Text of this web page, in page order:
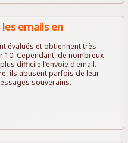
emails en
évalués et obtiennent très
10. Cependant, de nombreux
difficile l'envoie d'email.
ils abusent parfois de leur
souverains.